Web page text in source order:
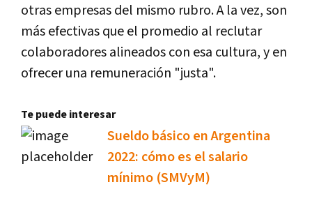
otras empresas del mismo rubro. A la vez, son
más efectivas que el promedio al reclutar
colaboradores alineados con esa cultura, y en
ofrecer una remuneración "justa".
Te puede interesar
Sueldo básico en Argentina
2022: cómo es el salario
mínimo (SMVyM)